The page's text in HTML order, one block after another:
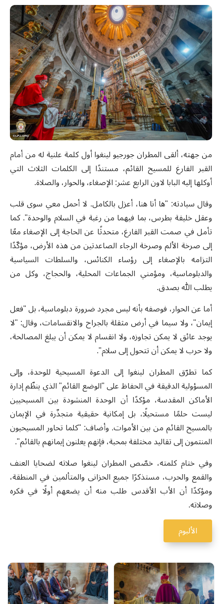
من جهته، ألقى المطران جورجيو لينغوا أول كلمة علنية له من أمام
القبر الفارغ للمسيح القائم، مستندًا إلى الكلمات الثلاث التي
أوكلها إليه البابا لاون الرابع عشر: الإصغاء، والحوار، والصلاة.
وقال سيادته: "ها أنا هنا، أعزل بالكامل. لا أحمل معي سوى قلب
وعقل خليفة بطرس، بما فيهما من رغبة في السلام والوحدة". كما
تأمل في صمت القبر الفارغ، متحدثًا عن الحاجة إلى الإصغاء معًا
إلى صرخة الألم وصرخة الرجاء الصاعدتين من هذه الأرض، مؤكّدًا
التزامه بالإصغاء إلى رؤساء الكنائس، والسلطات السياسية
والدبلوماسية، ومؤمني الجماعات المحلية، والحجاج، وكل من
يطلب الله بصدق.
أما عن الحوار، فوصفه بأنه ليس مجرد ضرورة دبلوماسية، بل "فعل
إيمان"، ولا سيما في أرض مثقلة بالجراح والانقسامات، وقال: "لا
يوجد عائق لا يمكن تجاوزه، ولا انقسام لا يمكن أن يبلغ المصالحة،
ولا حرب لا يمكن أن تتحول إلى سلام".
كما تطرّق المطران لينغوا إلى الدعوة المسيحية للوحدة، وإلى
المسؤولية الدقيقة في الحفاظ على "الوضع القائم" الذي ينظّم إدارة
الأماكن المقدسة، مؤكدًا أن الوحدة المنشودة بين المسيحيين
ليست حلمًا مستحيلًا، بل إمكانية حقيقية متجذّرة في الإيمان
بالمسيح القائم من بين الأموات. وأضاف: "كلما تحاور المسيحيون
المنتمون إلى تقاليد مختلفة بمحبة، فإنهم يعلنون إيمانهم بالقائم".
وفي ختام كلمته، خصّص المطران لينغوا صلاته لضحايا العنف
والقمع والحرب، مستذكرًا جميع الحزانى والمتألمين في المنطقة،
ومؤكدًا أن الأب الأقدس طلب منه أن يضعهم أولًا في فكره
وصلاته.
الألبوم